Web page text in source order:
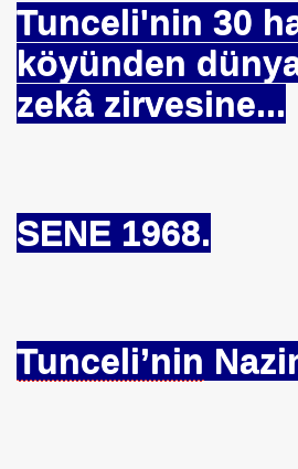
Tunceli'nin 30
köyünden
zekâ zirvesine...
SENE 1968.
Tunceli’nin
İBB=>10 Kıbesi Soygun
KALDIRIMCI